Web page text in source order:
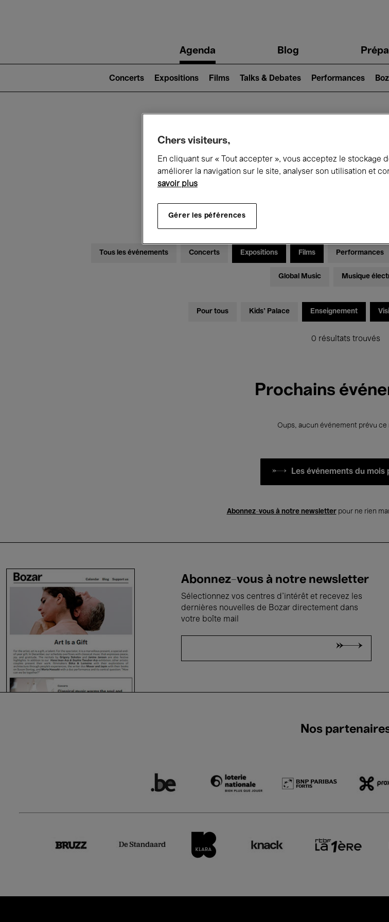
navigationAgenda Blog
2)
Concerts Expositions Films Talks & Debates Performances
Ce qui se
Tous les événements Concerts Expositions Films Performances
Global Music Musique
Pour tous Kids’ Palace Enseignement
0 résultats trouvés
Prochains
Oups, aucun événement prévu ce
Les événements du mois
Abonnez-vous à notre newsletterpour ne rien
Abonnez-vous à notre newsletter
Sélectionnez vos centres d'intérêt et recevez les
dernières nouvelles de Bozar directement dans
votre boîte mail
Nos
Chers visiteurs,
En cliquant sur « Tout accepter », vous acceptez le stockage
améliorer la navigation sur le site, analyser son utilisation et
savoir plus
Gérer les péférences